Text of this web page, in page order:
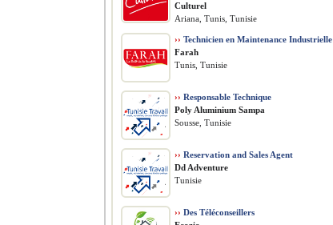
Culturel
Ariana, Tunis, Tunisie
›› Technicien en Maintenance Industrielle
Farah
Tunis, Tunisie
›› Responsable Technique
Poly Aluminium Sampa
Sousse, Tunisie
›› Reservation and Sales Agent
Dd Adventure
Tunisie
›› Des Téléconseillers